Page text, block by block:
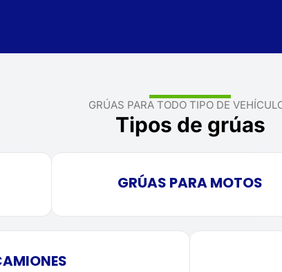
GRÚAS PARA TODO TIPO DE
Tipos de grúas
GRÚAS PARA MOTOS